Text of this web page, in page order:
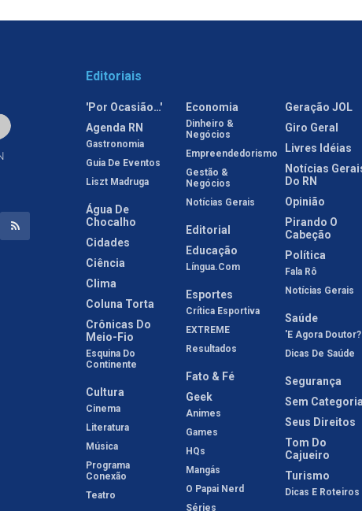
Editoriais
'Por Ocasião…'
Agenda RN
Gastronomia
Guia De Eventos
Liszt Madruga
Água De
Chocalho
Cidades
Ciência
Clima
Coluna Torta
Crônicas Do
Meio-Fio
Esquina Do
Continente
Cultura
Cinema
Literatura
Música
Programa
Conexão
Teatro
Economia
Dinheiro &
Negócios
Empreendedorismo
Gestão &
Negócios
Notícias Gerais
Editorial
Educação
Língua.com
Esportes
Crítica Esportiva
EXTREME
Resultados
Fato & Fé
Geek
Animes
Games
HQs
Mangás
O Papai Nerd
Séries
Geração JOL
Giro Geral
Livres Idéias
Notícias
Do RN
Opinião
Pirando O
Cabeção
Política
Fala Rô
Notícias Gerais
Saúde
'E Agora
Dicas De Saúde
Segurança
Sem Categoria
Seus Direitos
Tom Do
Cajueiro
Turismo
Dicas E Roteiros